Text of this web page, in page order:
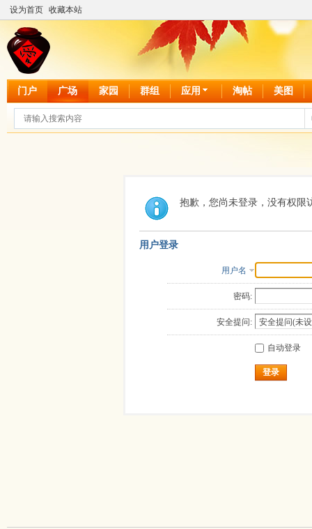
设为首页 收藏本站
门户 广场 家园 群组 应用 淘帖 美图
抱歉，您尚未登录，没有权限
用户登录
用户名
密码:
安全提问:
自动登录
登录